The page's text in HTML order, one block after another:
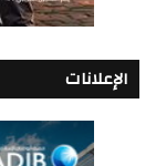
الإعلانات